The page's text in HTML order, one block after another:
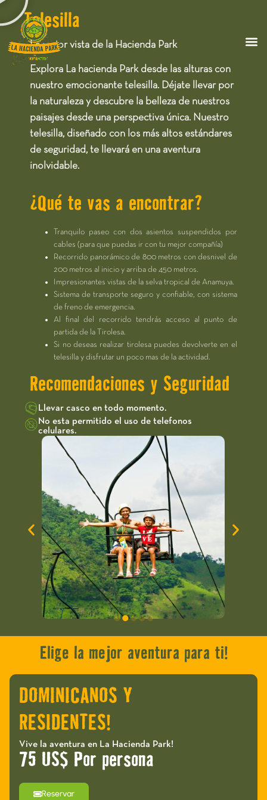
Telesilla
La mejor vista de la Hacienda Park
Explora La hacienda Park desde las alturas con
nuestro emocionante telesilla. Déjate llevar por
la naturaleza y descubre la belleza de nuestros
paisajes desde una perspectiva única. Nuestro
telesilla, diseñado con los más altos estándares
de seguridad, te llevará en una aventura
inolvidable.
¿Qué te vas a encontrar?​
Tranquilo paseo con dos asientos suspendidos por
cables (para que puedas ir con tu mejor compañía)
Recorrido panorámico de 800 metros con desnivel de
200 metros al inicio y arriba de 450 metros.
Impresionantes vistas de la selva tropical de Anamuya.
Sistema de transporte seguro y confiable, con sistema
de freno de emergencia.
Al final del recorrido tendrás acceso al punto de
partida de la Tirolesa.
Si no deseas realizar tirolesa puedes devolverte en el
telesilla y disfrutar un poco mas de la actividad.
Recomendaciones y Seguridad
Llevar casco en todo momento.
No esta permitido el uso de telefonos
celulares.
Elige la mejor aventura para ti!
DOMINICANOS Y
RESIDENTES!
Vive la aventura en La Hacienda Park!
75 US$ Por persona
Reservar